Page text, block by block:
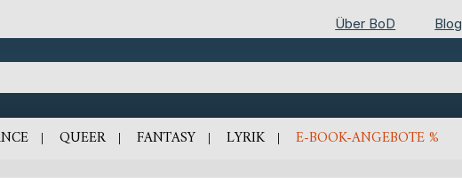
Über BoD Blog
QUEER FANTASY LYRIK E-BOOK-ANGEBOTE %